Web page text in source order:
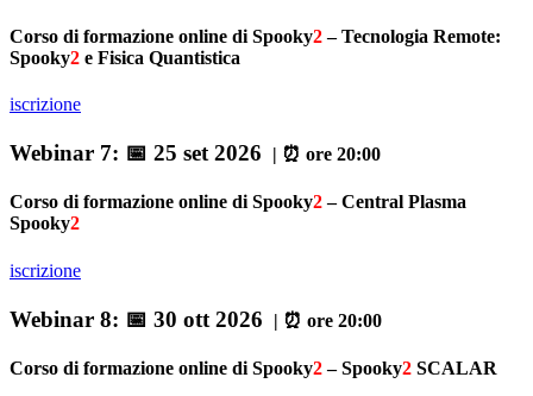
Corso di formazione online di Spooky2– Tecnologia Remote:
Spooky2 e Fisica Quantistica
iscrizione
Webinar 7: 📅 25 set 2026 | ⏰ ore 20:00
Corso di formazione online di Spooky2– Central Plasma
Spooky2
iscrizione
Webinar 8: 📅 30 ott 2026 | ⏰ ore 20:00
Corso di formazione online di Spooky2– Spooky2 SCALAR